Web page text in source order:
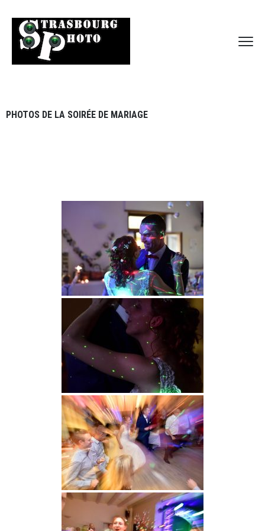
PHOTOS DE LA SOIRÉE DE MARIAGE